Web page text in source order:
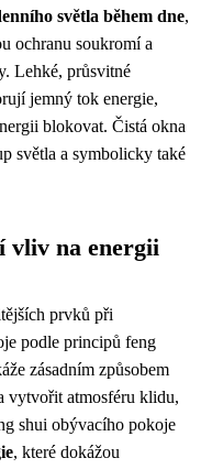
světla během dne,
ochranu soukromí a
Lehké, průsvitné
jemný tok energie,
blokovat. Čistá okna
světla a symbolicky také
vliv na energii
prvků při
podle principů feng
zásadním způsobem
vytvořit atmosféru klidu,
shui obývacího pokoje
, které dokážou